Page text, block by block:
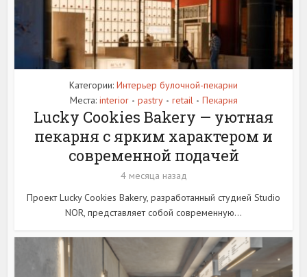
Категории: Интерьер булочной-пекарни
Места: interior • pastry • retail • Пекарня
Lucky Cookies Bakery — уютная
пекарня с ярким характером и
современной подачей
4 месяца назад
Проект Lucky Cookies Bakery, разработанный студией Studio
NOR, представляет собой современную...